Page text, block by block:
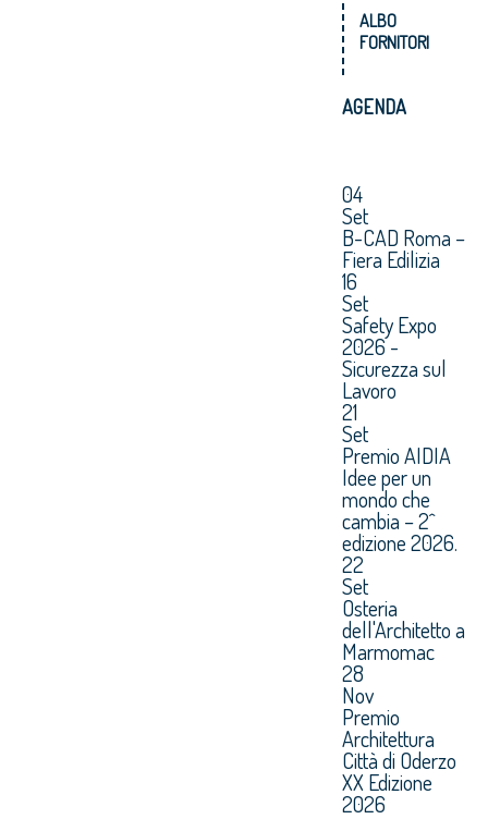
ALBO
FORNITORI
AGENDA
04
Set
B-CAD Roma –
Fiera Edilizia
16
Set
Safety Expo
2026 -
Sicurezza sul
Lavoro
21
Set
Premio AIDIA
Idee per un
mondo che
cambia – 2^
edizione 2026.
22
Set
Osteria
dell'Architetto a
Marmomac
28
Nov
Premio
Architettura
Città di Oderzo
XX Edizione
2026